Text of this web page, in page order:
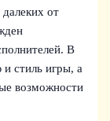
от
В
и стиль игры, а
возможности